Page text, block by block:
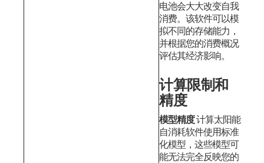
电池会大大改变自我
消费。该软件可以模
拟不同的存储能力，
并根据您的消费概况
评估其经济影响。
计算限制和
精度
模型精度计算太阳能
自消耗软件使用标准
化模型，这些模型可
能无法完全反映您的